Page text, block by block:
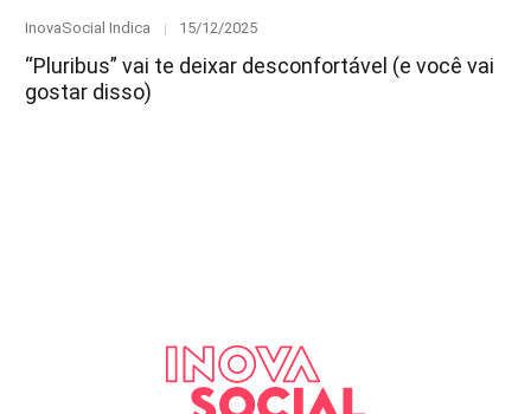
Category
InovaSocial Indica
Posted
15/12/2025
“Pluribus” vai te deixar desconfortável (e você vai
gostar disso)